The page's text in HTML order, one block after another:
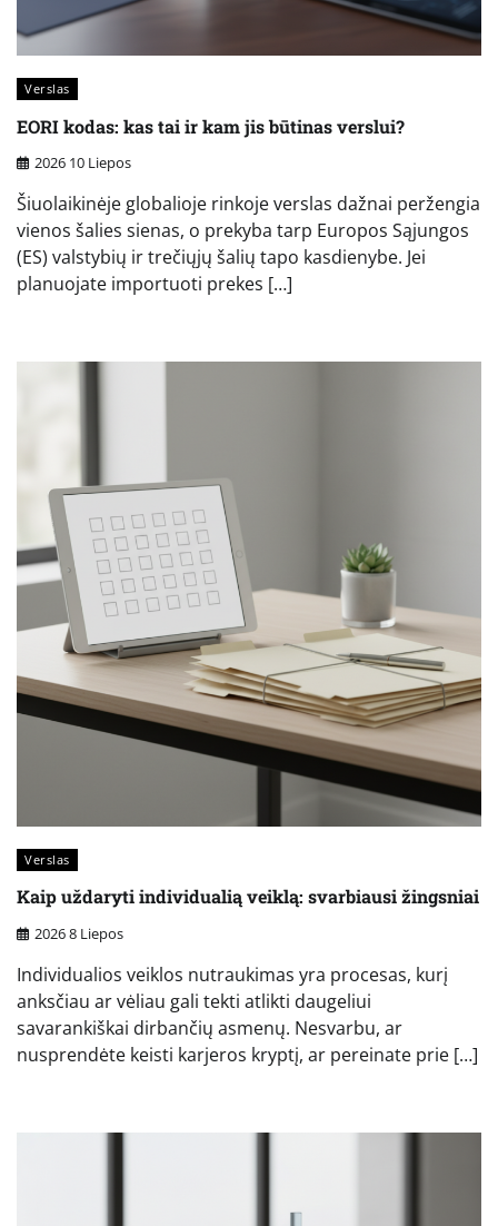
Verslas
EORI kodas: kas tai ir kam jis būtinas verslui?
2026 10 Liepos
Šiuolaikinėje globalioje rinkoje verslas dažnai peržengia
vienos šalies sienas, o prekyba tarp Europos Sąjungos
(ES) valstybių ir trečiųjų šalių tapo kasdienybe. Jei
planuojate importuoti prekes […]
Verslas
Kaip uždaryti individualią veiklą: svarbiausi žingsniai
2026 8 Liepos
Individualios veiklos nutraukimas yra procesas, kurį
anksčiau ar vėliau gali tekti atlikti daugeliui
savarankiškai dirbančių asmenų. Nesvarbu, ar
nusprendėte keisti karjeros kryptį, ar pereinate prie […]